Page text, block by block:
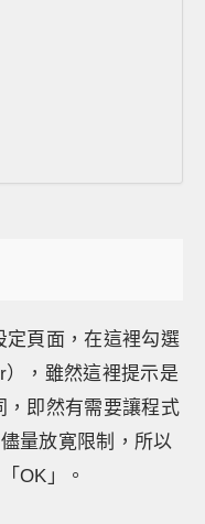
定頁面，在這裡勾選
，雖然這裡提示是
，即然有需要讓程式
量放寛限制，所以
OK」。